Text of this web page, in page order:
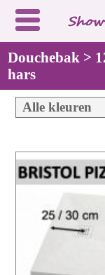
Douchebak >
hars